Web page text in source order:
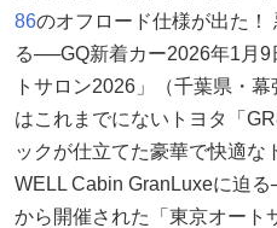
86のオフロード仕様が出た！
る──GQ新着カー2026年1月
トサロン2026」（千葉県・
はこれまでにないトヨタ「
ックが仕立てた豪華で快適な
WELL Cabin GranLuxeに迫
から開催された「東京オート